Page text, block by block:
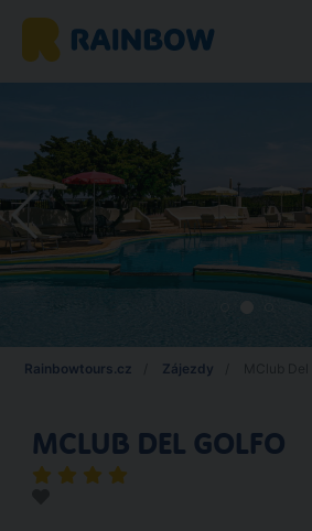
Rainbowtours.cz Zájezdy
MCLUB DEL GOLFO